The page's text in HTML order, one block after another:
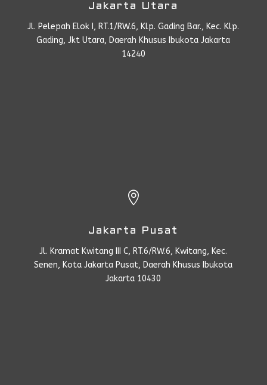
Jakarta Utara
Jl. Pelepah Elok I, RT.1/RW.6, Klp. Gading Bar., Kec. Klp.
Gading, Jkt Utara, Daerah Khusus Ibukota Jakarta
14240

Jakarta Pusat
Jl. Kramat Kwitang III C, RT.6/RW.6, Kwitang, Kec.
Senen, Kota Jakarta Pusat, Daerah Khusus Ibukota
Jakarta 10430